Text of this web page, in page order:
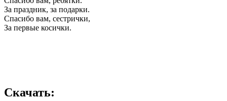
За праздник, за подарки.
Спасибо вам, сестрички,
За первые косички.
Скачать: